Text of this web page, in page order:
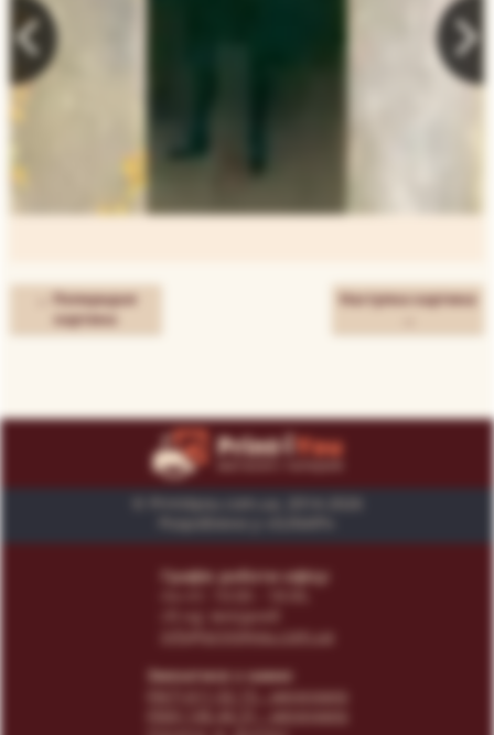
← Попередня
картина
Наступна картина
© Print4you.com.ua, 2014-2026
Графік роботи офісу:
сб-нд: вихідний
info@print4you.com.ua
Звязатися з нами:
- менеджер